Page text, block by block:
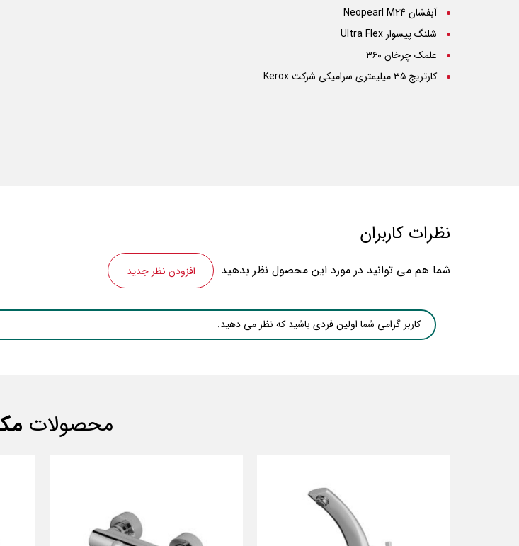
آبفشان Neopearl M24
شلنگ پیسوار Ultra Flex
علمک چرخان ۳۶۰
کارتریج ۳۵ میلیمتری سرامیکی شرکت Kerox
نظرات کاربران
شما هم می توانید در مورد این محصول نظر بدهید افزودن نظر جدید
کاربر گرامی شما اولین فردی باشید که نظر می دهید.
محصولات